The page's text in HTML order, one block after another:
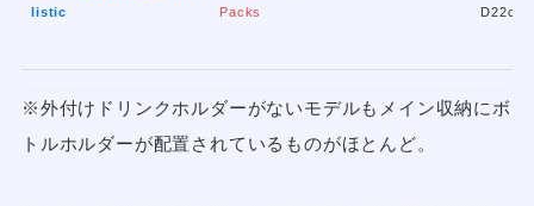
listic
Packs
D22cm
※外付けドリンクホルダーがないモデルもメイン収納にボ
トルホルダーが配置されているものがほとんど。